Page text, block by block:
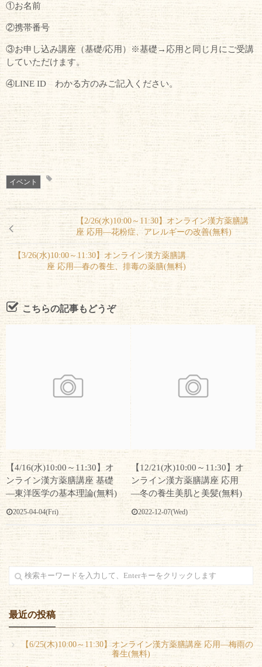
①お名前
②携帯番号
③お申し込み講座（基礎/応用）※基礎→応用と同じ月にご受講
していただけます。
④LINE ID わかる方のみご記入ください。
イベント
【2/26(水)10:00～11:30】オンライン漢方薬膳講
座 応用―花粉症、アレルギーの改善(無料)
【3/26(水)10:00～11:30】オンライン漢方薬膳講
座 応用―春の養生、排毒の薬膳(無料)
こちらの記事もどうぞ
【4/16(水)10:00～11:30】オ
ンライン漢方薬膳講座 基礎
―東洋医学の基本理論(無料)
2025-04-04(Fri)
【12/21(水)10:00～11:30】オ
ンライン漢方薬膳講座 応用
―冬の養生美肌と美髪(無料)
2022-12-07(Wed)
最近の投稿
【6/25(木)10:00～11:30】オンライン漢方薬膳講座 応用―梅雨の
養生(無料)